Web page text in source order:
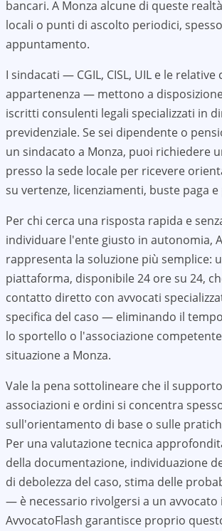
bancari. A Monza alcune di queste
locali o punti di ascolto periodici,
appuntamento.
I sindacati — CGIL, CISL, UIL e le relative
appartenenza — mettono a
iscritti consulenti legali specializzati in
previdenziale. Se sei dipendente o
un sindacato a Monza, puoi richiedere
presso la sede locale per ricevere
su vertenze, licenziamenti, buste paga
Per chi cerca una risposta rapida e
individuare l'ente giusto in autonomia,
rappresenta la soluzione più semplice:
piattaforma, disponibile 24 ore su 24,
contatto diretto con avvocati
specifica del caso — eliminando il
lo sportello o l'associazione
situazione a Monza.
Vale la pena sottolineare che il
associazioni e ordini si concentra
sull'orientamento di base o sulle
Per una valutazione tecnica
della documentazione, individuazione
di debolezza del caso, stima delle
— è necessario rivolgersi a un
AvvocatoFlash garantisce proprio